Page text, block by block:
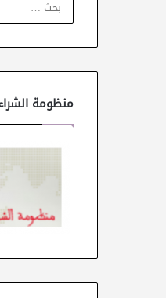
منظومة